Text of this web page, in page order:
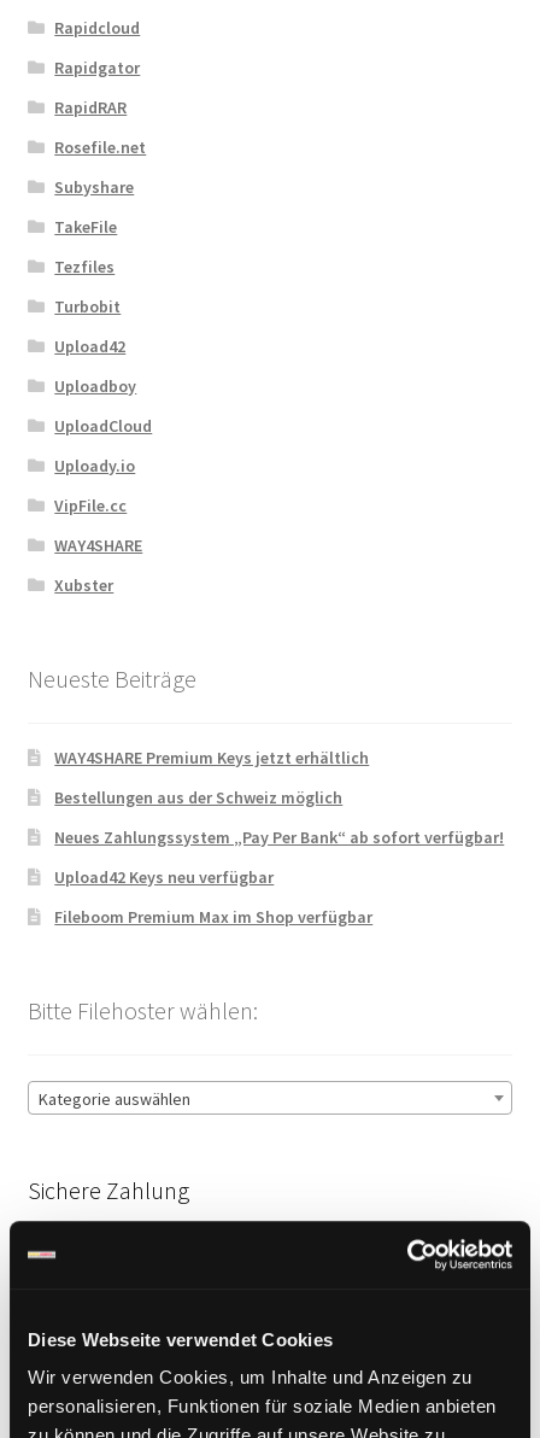
Diese Webseite verwendet Cookies
Wir verwenden Cookies, um Inhalte und Anzeigen zu
personalisieren, Funktionen für soziale Medien anbieten
Rapidcloud
Rapidgator
RapidRAR
Rosefile.net
Subyshare
TakeFile
Tezfiles
Turbobit
Upload42
Uploadboy
UploadCloud
Uploady.io
VipFile.cc
WAY4SHARE
Xubster
Neueste Beiträge
WAY4SHARE Premium Keys jetzt erhältlich
Bestellungen aus der Schweiz möglich
Neues Zahlungssystem „Pay Per Bank“ ab sofort verfügbar!
Upload42 Keys neu verfügbar
Fileboom Premium Max im Shop verfügbar
Bitte Filehoster wählen:
Kategorie auswählen
Sichere Zahlung